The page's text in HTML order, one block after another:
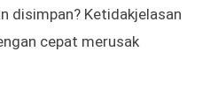
disimpan? Ketidakjelasan
cepat merusak